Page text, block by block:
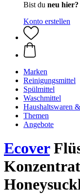
Bist du neu hier?
Konto erstellen
Marken
Reinigungsmittel
Spülmittel
Waschmittel
Haushaltswaren
Themen
Angebote
Ecover